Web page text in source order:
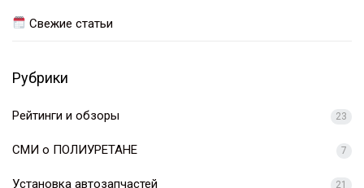
Свежие статьи
Рубрики
Рейтинги и обзоры 23
СМИ о ПОЛИУРЕТАНЕ 7
Установка автозапчастей 21